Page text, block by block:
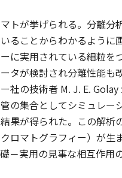
トが挙げられる。分離分
ることからわかるように
に実用されている細粒を
タが検討され分離性能も
社の技術者 M. J. E.
の集合としてシミュレー
果が得られた。この解析
ロマトグラフィー）が生
－実用の見事な相互作用